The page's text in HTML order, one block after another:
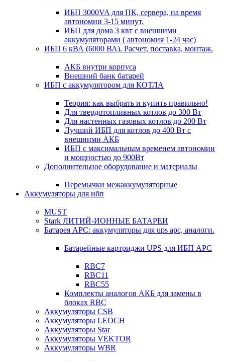
ИБП 3000VA для ПК, сервера, на время
автономии 3-15 минут.
ИБП для дома 3 квт с внешними
аккумуляторами ( автономия 1-24 час)
ИБП 6 кВА (6000 ВА). Расчет, поставка, монтаж.
АКБ внутри корпуса
Внешний банк батарей
ИБП с аккумулятором для КОТЛА
Теория: как выбрать и купить правильно!
Для твердотопливных котлов до 300 Вт
Для настенных газовых котлов до 200 Вт
Лучший ИБП для котлов до 400 Вт с
внешними АКБ
ИБП с максимальным временем автономии
и мощностью до 900Вт
Дополнительное оборудование и материалы
Перемычки межаккумуляторные
Аккумуляторы для ибп
MUST
Stark ЛИТИЙ-ИОННЫЕ БАТАРЕИ
Батарея APC: аккумуляторы для ups apc, аналоги.
Батарейные картриджи UPS для ИБП APC
RBC7
RBC11
RBC55
Комплекты аналогов АКБ для замены в
блоках RBC
Аккумуляторы CSB
Аккумуляторы LEOCH
Аккумуляторы Star
Аккумуляторы VEKTOR
Аккумуляторы WBR